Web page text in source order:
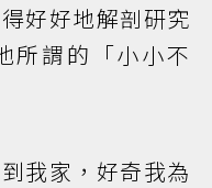
好好地解剖研究
所謂的「小小不
我家，好奇我為